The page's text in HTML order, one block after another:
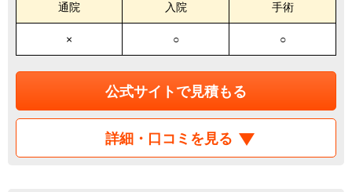
通院 入院 手術
× ○ ○
公式サイトで見積もる
詳細・口コミを見る